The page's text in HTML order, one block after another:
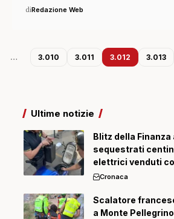
diRedazione Web
… 3.010 3.011 3.012 3.013
Ultime notizie
Blitz della Finanza
sequestrati
elettrici venduti
Cronaca
Scalatore
a Monte